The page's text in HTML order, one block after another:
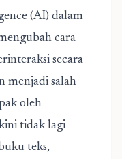
(AI) dalam
cara
secara
menjadi salah
oleh
tidak lagi
teks,